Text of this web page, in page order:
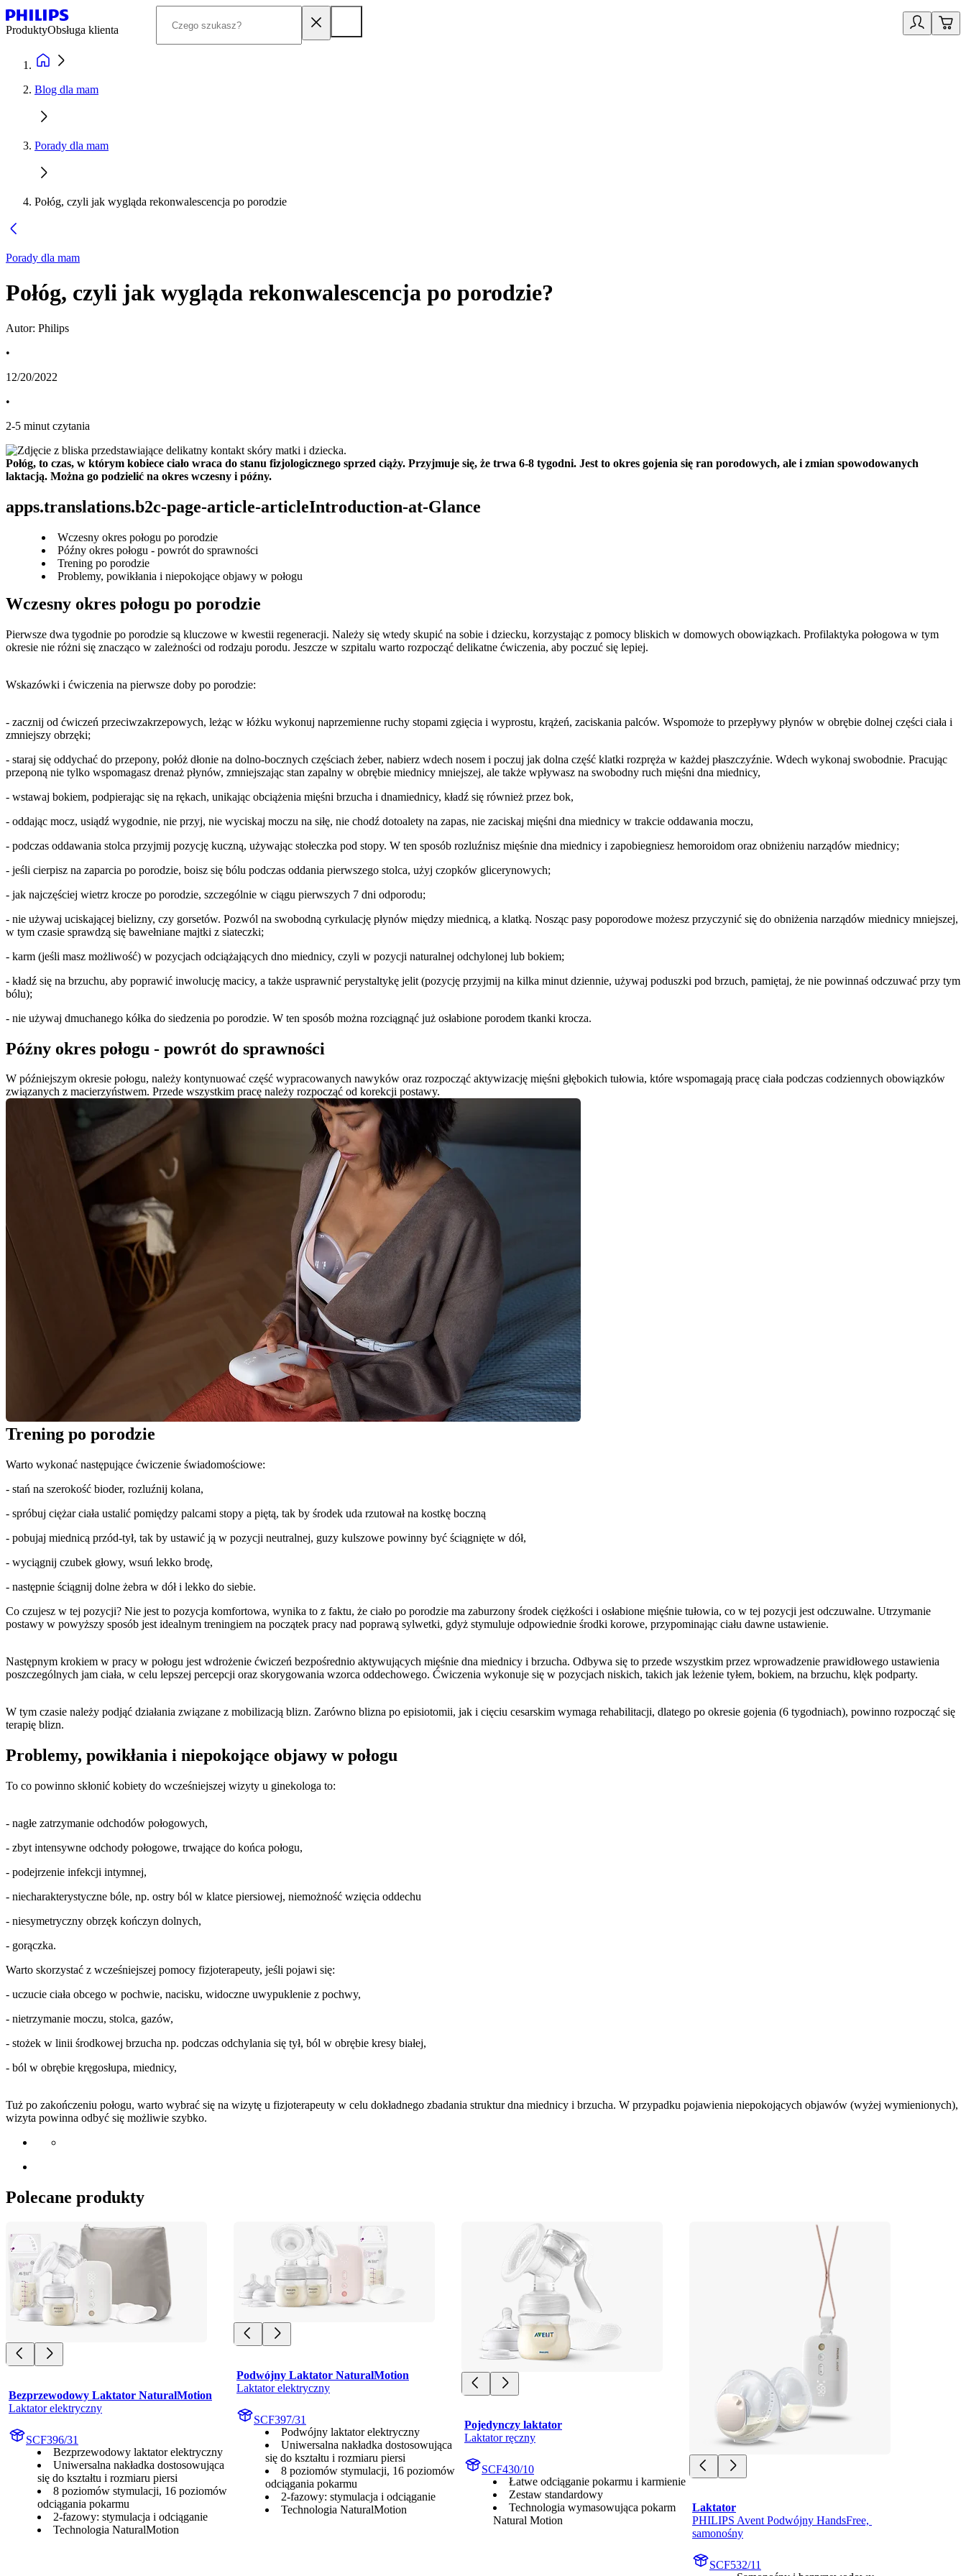
ProduktyObsługa klienta
Blog dla mam
Porady dla mam
Połóg, czyli jak wygląda rekonwalescencja po porodzie
Porady dla mam
Połóg, czyli jak wygląda rekonwalescencja po porodzie?
Autor: Philips
•
12/20/2022
•
2-5 minut czytania
Połóg, to czas, w którym kobiece ciało wraca do stanu fizjologicznego sprzed ciąży. Przyjmuje się, że trwa 6-8 tygodni. Jest to okres gojenia się ran porodowych, ale i zmian spowodowanych
laktacją. Można go podzielić na okres wczesny i późny.
apps.translations.b2c-page-article-articleIntroduction-at-Glance
Wczesny okres połogu po porodzie
Późny okres połogu - powrót do sprawności
Trening po porodzie
Problemy, powikłania i niepokojące objawy w połogu
Wczesny okres połogu po porodzie
Pierwsze dwa tygodnie po porodzie są kluczowe w kwestii regeneracji. Należy się wtedy skupić na sobie i dziecku, korzystając z pomocy bliskich w domowych obowiązkach. Profilaktyka połogowa w tym
okresie nie różni się znacząco w zależności od rodzaju porodu. Jeszcze w szpitalu warto rozpocząć delikatne ćwiczenia, aby poczuć się lepiej.
Wskazówki i ćwiczenia na pierwsze doby po porodzie:
- zacznij od ćwiczeń przeciwzakrzepowych, leżąc w łóżku wykonuj naprzemienne ruchy stopami zgięcia i wyprostu, krążeń, zaciskania palców. Wspomoże to przepływy płynów w obrębie dolnej części ciała i
zmniejszy obrzęki;
- staraj się oddychać do przepony, połóż dłonie na dolno-bocznych częściach żeber, nabierz wdech nosem i poczuj jak dolna część klatki rozpręża w każdej płaszczyźnie. Wdech wykonaj swobodnie. Pracując
przeponą nie tylko wspomagasz drenaż płynów, zmniejszając stan zapalny w obrębie miednicy mniejszej, ale także wpływasz na swobodny ruch mięśni dna miednicy,
- wstawaj bokiem, podpierając się na rękach, unikając obciążenia mięśni brzucha i dnamiednicy, kładź się również przez bok,
- oddając mocz, usiądź wygodnie, nie przyj, nie wyciskaj moczu na siłę, nie chodź dotoalety na zapas, nie zaciskaj mięśni dna miednicy w trakcie oddawania moczu,
- podczas oddawania stolca przyjmij pozycję kuczną, używając stołeczka pod stopy. W ten sposób rozluźnisz mięśnie dna miednicy i zapobiegniesz hemoroidom oraz obniżeniu narządów miednicy;
- jeśli cierpisz na zaparcia po porodzie, boisz się bólu podczas oddania pierwszego stolca, użyj czopków glicerynowych;
- jak najczęściej wietrz krocze po porodzie, szczególnie w ciągu pierwszych 7 dni odporodu;
- nie używaj uciskającej bielizny, czy gorsetów. Pozwól na swobodną cyrkulację płynów między miednicą, a klatką. Nosząc pasy poporodowe możesz przyczynić się do obniżenia narządów miednicy mniejszej,
w tym czasie sprawdzą się bawełniane majtki z siateczki;
- karm (jeśli masz możliwość) w pozycjach odciążających dno miednicy, czyli w pozycji naturalnej odchylonej lub bokiem;
- kładź się na brzuchu, aby poprawić inwolucję macicy, a także usprawnić perystaltykę jelit (pozycję przyjmij na kilka minut dziennie, używaj poduszki pod brzuch, pamiętaj, że nie powinnaś odczuwać przy tym
bólu);
- nie używaj dmuchanego kółka do siedzenia po porodzie. W ten sposób można rozciągnąć już osłabione porodem tkanki krocza.
Późny okres połogu - powrót do sprawności
W późniejszym okresie połogu, należy kontynuować część wypracowanych nawyków oraz rozpocząć aktywizację mięśni głębokich tułowia, które wspomagają pracę ciała podczas codziennych obowiązków
związanych z macierzyństwem. Przede wszystkim pracę należy rozpocząć od korekcji postawy.
Trening po porodzie
Warto wykonać następujące ćwiczenie świadomościowe:
- stań na szerokość bioder, rozluźnij kolana,
- spróbuj ciężar ciała ustalić pomiędzy palcami stopy a piętą, tak by środek uda rzutował na kostkę boczną
- pobujaj miednicą przód-tył, tak by ustawić ją w pozycji neutralnej, guzy kulszowe powinny być ściągnięte w dół,
- wyciągnij czubek głowy, wsuń lekko brodę,
- następnie ściągnij dolne żebra w dół i lekko do siebie.
Co czujesz w tej pozycji? Nie jest to pozycja komfortowa, wynika to z faktu, że ciało po porodzie ma zaburzony środek ciężkości i osłabione mięśnie tułowia, co w tej pozycji jest odczuwalne. Utrzymanie
postawy w powyższy sposób jest idealnym treningiem na początek pracy nad poprawą sylwetki, gdyż stymuluje odpowiednie środki korowe, przypominając ciału dawne ustawienie.
Następnym krokiem w pracy w połogu jest wdrożenie ćwiczeń bezpośrednio aktywujących mięśnie dna miednicy i brzucha. Odbywa się to przede wszystkim przez wprowadzenie prawidłowego ustawienia
poszczególnych jam ciała, w celu lepszej percepcji oraz skorygowania wzorca oddechowego. Ćwiczenia wykonuje się w pozycjach niskich, takich jak leżenie tyłem, bokiem, na brzuchu, klęk podparty.
W tym czasie należy podjąć działania związane z mobilizacją blizn. Zarówno blizna po episiotomii, jak i cięciu cesarskim wymaga rehabilitacji, dlatego po okresie gojenia (6 tygodniach), powinno rozpocząć się
terapię blizn.
Problemy, powikłania i niepokojące objawy w połogu
To co powinno skłonić kobiety do wcześniejszej wizyty u ginekologa to:
- nagłe zatrzymanie odchodów połogowych,
- zbyt intensywne odchody połogowe, trwające do końca połogu,
- podejrzenie infekcji intymnej,
- niecharakterystyczne bóle, np. ostry ból w klatce piersiowej, niemożność wzięcia oddechu
- niesymetryczny obrzęk kończyn dolnych,
- gorączka.
Warto skorzystać z wcześniejszej pomocy fizjoterapeuty, jeśli pojawi się:
- uczucie ciała obcego w pochwie, nacisku, widoczne uwypuklenie z pochwy,
- nietrzymanie moczu, stolca, gazów,
- stożek w linii środkowej brzucha np. podczas odchylania się tył, ból w obrębie kresy białej,
- ból w obrębie kręgosłupa, miednicy,
Tuż po zakończeniu połogu, warto wybrać się na wizytę u fizjoterapeuty w celu dokładnego zbadania struktur dna miednicy i brzucha. W przypadku pojawienia niepokojących objawów (wyżej wymienionych),
wizyta powinna odbyć się możliwie szybko.
Polecane produkty
Bezprzewodowy Laktator NaturalMotion
Laktator elektryczny
SCF396/31
Bezprzewodowy laktator elektryczny
Uniwersalna nakładka dostosowująca
się do kształtu i rozmiaru piersi
8 poziomów stymulacji, 16 poziomów
odciągania pokarmu
2-fazowy: stymulacja i odciąganie
Technologia NaturalMotion
Podwójny Laktator NaturalMotion
Laktator elektryczny
SCF397/31
Podwójny laktator elektryczny
Uniwersalna nakładka dostosowująca
się do kształtu i rozmiaru piersi
8 poziomów stymulacji, 16 poziomów
odciągania pokarmu
2-fazowy: stymulacja i odciąganie
Technologia NaturalMotion
Pojedynczy laktator
Laktator ręczny
SCF430/10
Łatwe odciąganie pokarmu i karmienie
Zestaw standardowy
Technologia wymasowująca pokarm
Natural Motion
Laktator
PHILIPS Avent Podwójny HandsFree,
samonośny
SCF532/11